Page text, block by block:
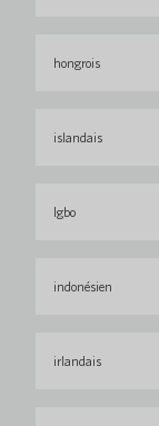
hongrois
islandais
Igbo
indonésien
irlandais